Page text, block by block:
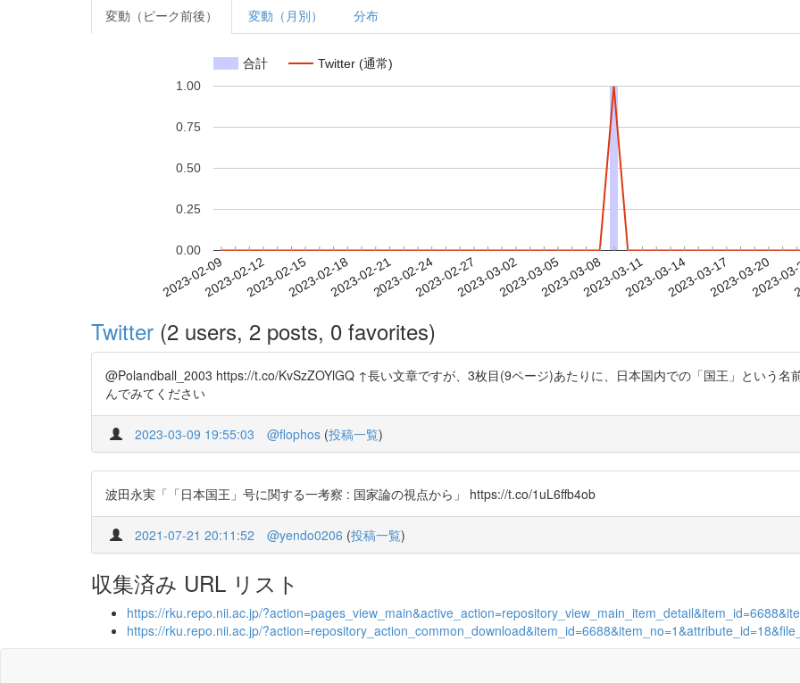
変動（ピーク前後） 変動（月別） 分布
合計 Twitter (通常)
2023-02-092023-02-122023-02-152023-02-182023-02-212023-02-242023-02-272023-03-022023-03-052023-03-082023-03-112023-03-142023-03-172023-03-20
2023-
0.00
0.25
0.50
0.75
1.00
Twitter (2 users, 2 posts, 0 favorites)
@Polandball_2003 https://t.co/KvSzZOYlGQ ↑長い文章ですが、3枚目(9ページ)あたりに、日本国内での「国王」という名
んでみてください
2023-03-09 19:55:03 @flophos (投稿一覧)
波田永実「「日本国王」号に関する一考察 : 国家論の視点から」 https://t.co/1uL6ffb4ob
2021-07-21 20:11:52 @yendo0206 (投稿一覧)
収集済み URL リスト
https://rku.repo.nii.ac.jp/
https://rku.repo.nii.ac.jp/